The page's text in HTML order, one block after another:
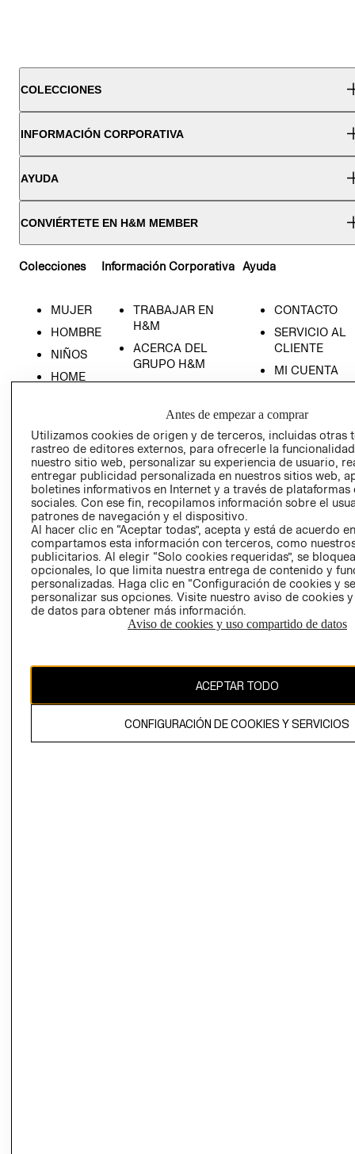
COLECCIONES
INFORMACIÓN CORPORATIVA
AYUDA
CONVIÉRTETE EN H&M MEMBER
Colecciones
MUJER
HOMBRE
NIÑOS
HOME
Información Corporativa
TRABAJAR EN
H&M
ACERCA DEL
GRUPO H&M
RESPONSABILIDAD
RELACIÓN CON
INVERSIONISTAS
POLÍTICA
EMPRESARIAL
Ayuda
CONTACTO
SERVICIO AL
CLIENTE
MI CUENTA
- RETIRO EN
TIENDA
TÉRMINOS Y
CONDICIONES
AVISO DE
PRIVACIDAD
GIFT CARD
AVISO DE
COOKIES
Chile ($)
Antes de empezar a comprar
Utilizamos cookies de origen y de terceros, incluidas otras
rastreo de editores externos, para ofrecerle la
nuestro sitio web, personalizar su experiencia de usuario,
entregar publicidad personalizada en nuestros sitios web,
boletines informativos en Internet y a través de plataformas
sociales. Con ese fin, recopilamos información sobre el
patrones de navegación y el dispositivo.
Al hacer clic en “Aceptar todas”, acepta y está de acuerdo
compartamos esta información con terceros, como
publicitarios. Al elegir “Solo cookies requeridas”, se
opcionales, lo que limita nuestra entrega de contenido y
personalizadas. Haga clic en “Configuración de cookies y
personalizar sus opciones. Visite nuestro aviso de cookies
de datos para obtener más información.
Aviso de cookies y uso compartido de datos
ACEPTAR TODO
CONFIGURACIÓN DE COOKIES Y SERVICIOS